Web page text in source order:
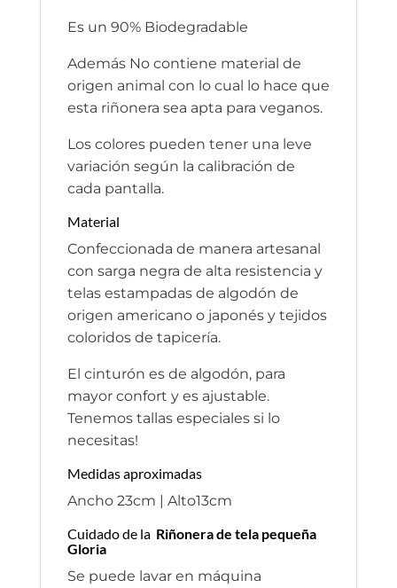
Es un 90% Biodegradable
Además No contiene material de
origen animal con lo cual lo hace que
esta riñonera sea apta para veganos.
Los colores pueden tener una leve
variación según la calibración de
cada pantalla.
Material
Confeccionada de manera artesanal
con sarga negra de alta resistencia y
telas estampadas de algodón de
origen americano o japonés y tejidos
coloridos de tapicería.
El cinturón es de algodón, para
mayor confort y es ajustable.
Tenemos tallas especiales si lo
necesitas!
Medidas aproximadas
Ancho 23cm | Alto13cm
Cuidado de la Riñonera de tela pequeña
Gloria
Se puede lavar en máquina